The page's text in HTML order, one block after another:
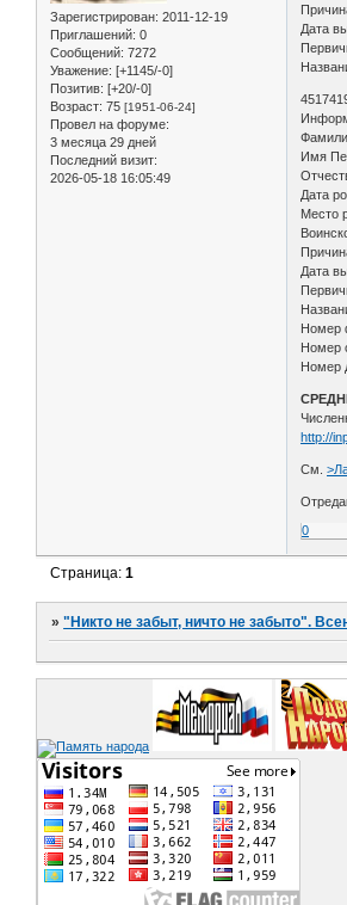
Зарегистрирован: 2011-12-19
Приглашений: 0
Сообщений: 7272
Уважение: [+1145/-0]
Позитив: [+20/-0]
Возраст: 75 [1951-06-24]
Провел на форуме:
3 месяца 29 дней
Последний визит:
2026-05-18 16:05:49
Дата
Имя
Дата
Место
Дата
Номер
Номер
Номер
http://
См.
0
Страница:1
»"Никто не забыт, ничто не забыто".